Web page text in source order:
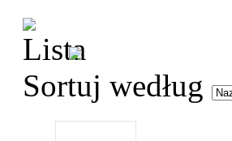
Sortuj według